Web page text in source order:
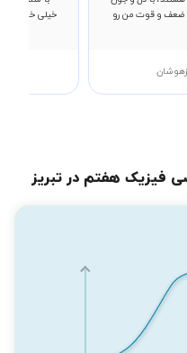
ضعف و قوت من رو
خیلی خوبی
فیزیک هفتم در تبریز